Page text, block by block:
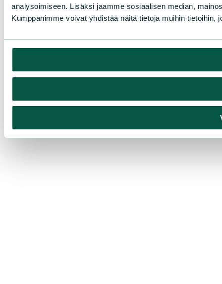
analysoimiseen. Lisäksi jaamme sosiaalisen median,
Kumppanimme voivat yhdistää näitä tietoja muihin tietoihin,